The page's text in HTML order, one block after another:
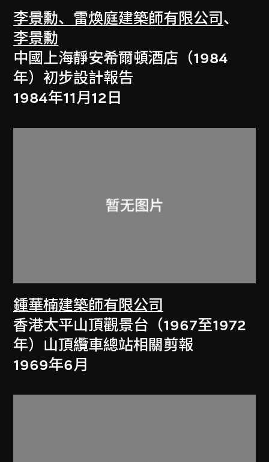
李景勳、雷煥庭建築師有限公司 、
李景勳
中國上海靜安希爾頓酒店（1984
年）初步設計報告
1984年11月12日
鍾華楠建築師有限公司
香港太平山頂觀景台（1967至1972
年）山頂纜車總站相關剪報
1969年6月